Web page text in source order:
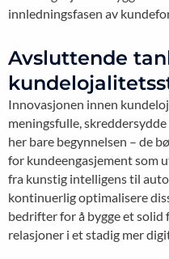
innledningsfasen av
Avsluttende
Innovasjonen innen
meningsfulle,
her bare begynnelsen – de
for kundeengasjement som
fra kunstig intelligens til
kontinuerlig optimalisere
bedrifter for å bygge et
relasjoner i et stadig mer